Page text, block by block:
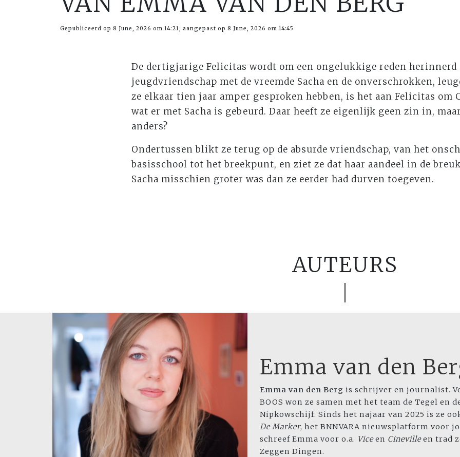
Gepubliceerd op 8 June, 2026 om 14:21, aangepast op 8 June, 2026 om 14:45
De dertigjarige Felicitas wordt om een ongelukkige reden herinnerd
jeugdvriendschap met de vreemde Sacha en de onverschrokken,
ze elkaar tien jaar amper gesproken hebben, is het aan Felicitas om
wat er met Sacha is gebeurd. Daar heeft ze eigenlijk geen zin in,
anders?
Ondertussen blikt ze terug op de absurde vriendschap, van het
basisschool tot het breekpunt, en ziet ze dat haar aandeel in de
Sacha misschien groter was dan ze eerder had durven toegeven.
AUTEURS
Emma van den
Emma van den Berg is schrijver en journalist.
BOOS won ze samen met het team de Tegel en
Nipkowschijf. Sinds het najaar van 2025 is ze
De Marker, het BNNVARA nieuwsplatform voor
schreef Emma voor o.a. Viceen Cinevilleen trad
Zeggen Dingen.